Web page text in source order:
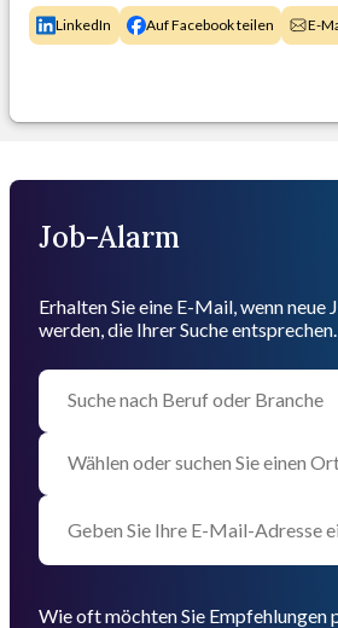
LinkedIn Auf Facebook teilen E-
Job-Alarm
Erhalten Sie eine E-Mail, wenn neue
werden, die Ihrer Suche entsprechen.
Wie oft möchten Sie Empfehlungen